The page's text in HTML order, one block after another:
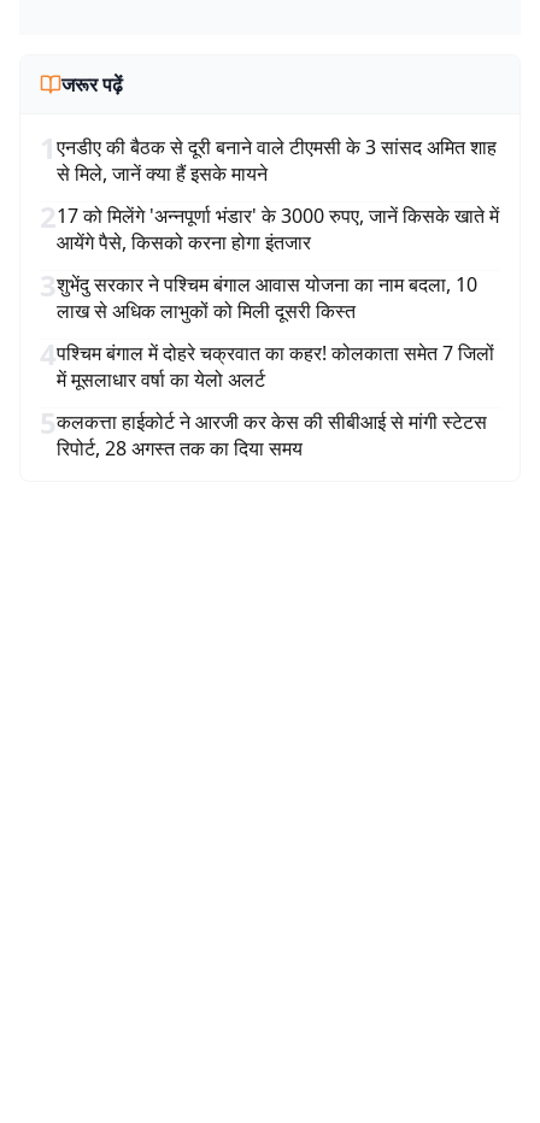
जरूर पढ़ें
1एनडीए की बैठक से दूरी बनाने वाले टीएमसी के 3 सांसद अमित शाह
से मिले, जानें क्या हैं इसके मायने
217 को मिलेंगे 'अन्नपूर्णा भंडार' के 3000 रुपए, जानें किसके खाते में
आयेंगे पैसे, किसको करना होगा इंतजार
3शुभेंदु सरकार ने पश्चिम बंगाल आवास योजना का नाम बदला, 10
लाख से अधिक लाभुकों को मिली दूसरी किस्त
4पश्चिम बंगाल में दोहरे चक्रवात का कहर! कोलकाता समेत 7 जिलों
में मूसलाधार वर्षा का येलो अलर्ट
5कलकत्ता हाईकोर्ट ने आरजी कर केस की सीबीआई से मांगी स्टेटस
रिपोर्ट, 28 अगस्त तक का दिया समय